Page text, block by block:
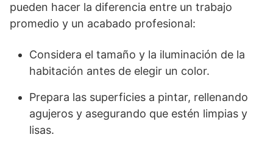
pueden hacer la diferencia entre un trabajo
promedio y un acabado profesional:
Considera el tamaño y la iluminación de la
habitación antes de elegir un color.
Prepara las superficies a pintar, rellenando
agujeros y asegurando que estén limpias y
lisas.